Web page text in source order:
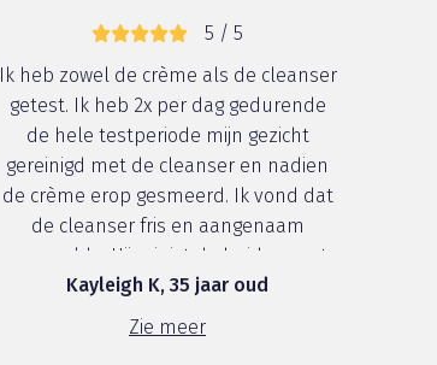
5 / 5
Ik heb zowel de crème als de cleanser
getest. Ik heb 2x per dag gedurende
de hele testperiode mijn gezicht
gereinigd met de cleanser en nadien
de crème erop gesmeerd. Ik vond dat
de cleanser fris en aangenaam
aanvoelde. Hij reinigt de huid correct
en lijkt ook mild te zijn. Ik het een zeer
gevoelige huid en heb snel last van
Kayleigh K, 35 jaar oud
Zie meer